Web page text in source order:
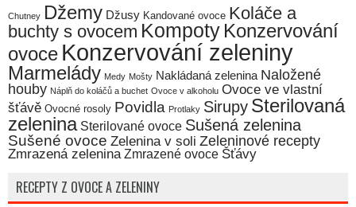
Chutney Džemy Džusy Kandované ovoce Koláče a
buchty s ovocem Kompoty Konzervování
ovoce Konzervování zeleniny
Marmelády Medy Mošty Nakládaná zelenina Naložené
houby Náplň do koláčů a buchet Ovoce v alkoholu Ovoce ve vlastní
šťávě Ovocné rosoly Povidla Protlaky Sirupy Sterilovaná
zelenina Sterilované ovoce Sušená zelenina
Sušené ovoce Zelenina v soli Zeleninové recepty
Zmrazená zelenina Zmrazené ovoce Šťávy
RECEPTY Z OVOCE A ZELENINY